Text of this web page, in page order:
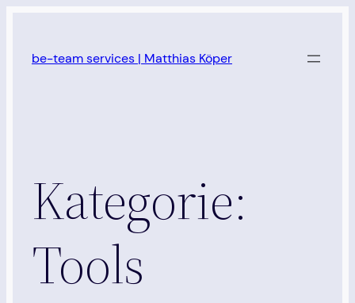
springen
be-team services | Matthias Köper
Kategorie:
Tools